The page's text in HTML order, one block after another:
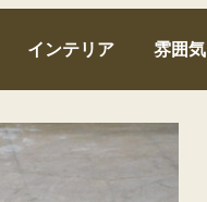
インテリア 雰囲気